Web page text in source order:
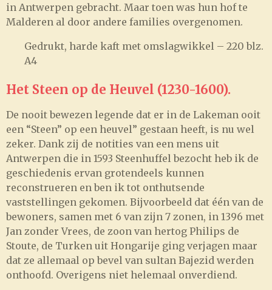
in Antwerpen gebracht. Maar toen was hun hof te
Malderen al door andere families overgenomen.
Gedrukt, harde kaft met omslagwikkel – 220 blz.
A4
Het Steen op de Heuvel (1230-1600).
De nooit bewezen legende dat er in de Lakeman ooit
een “Steen” op een heuvel” gestaan heeft, is nu wel
zeker. Dank zij de notities van een mens uit
Antwerpen die in 1593 Steenhuffel bezocht heb ik de
geschiedenis ervan grotendeels kunnen
reconstrueren en ben ik tot onthutsende
vaststellingen gekomen. Bijvoorbeeld dat één van de
bewoners, samen met 6 van zijn 7 zonen, in 1396 met
Jan zonder Vrees, de zoon van hertog Philips de
Stoute, de Turken uit Hongarije ging verjagen maar
dat ze allemaal op bevel van sultan Bajezid werden
onthoofd. Overigens niet helemaal onverdiend.